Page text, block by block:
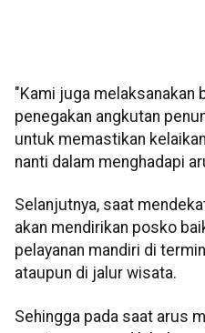
"Kami juga melaksanakan
penegakan angkutan
untuk memastikan
nanti dalam menghadapi
Selanjutnya, saat
akan mendirikan posko
pelayanan mandiri di
ataupun di jalur wisata.
Sehingga pada saat arus